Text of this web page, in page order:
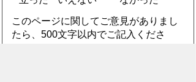
このページに関してご意見がありまし
たら、500文字以内でご記入くださ